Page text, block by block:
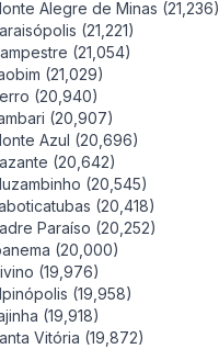
Alegre de Minas (21,236)
(21,221)
(21,054)
(21,029)
(20,940)
(20,907)
Azul (20,696)
(20,642)
(20,545)
(20,418)
Paraíso (20,252)
(20,000)
(19,976)
(19,958)
(19,918)
Vitória (19,872)